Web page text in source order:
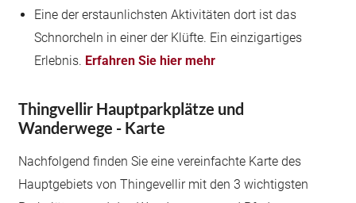
Eine der erstaunlichsten Aktivitäten dort ist das
Schnorcheln in einer der Klüfte. Ein einzigartiges
Erlebnis. Erfahren Sie hier mehr
Thingvellir Hauptparkplätze und
Wanderwege - Karte
Nachfolgend finden Sie eine vereinfachte Karte des
Hauptgebiets von Thingevellir mit den 3 wichtigsten